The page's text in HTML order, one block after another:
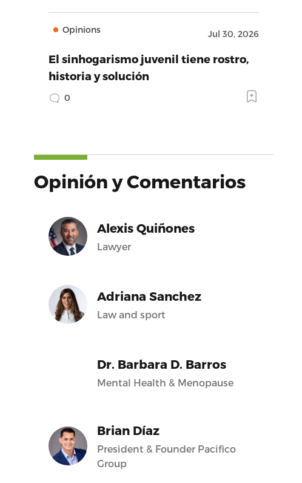
Opinions Jul 30, 2026
El sinhogarismo juvenil tiene rostro,
historia y solución
0
Opinión y Comentarios
Alexis Quiñones
Lawyer
Adriana Sanchez
Law and sport
Dr. Barbara D. Barros
Mental Health & Menopause
Brian Díaz
President & Founder Pacifico
Group